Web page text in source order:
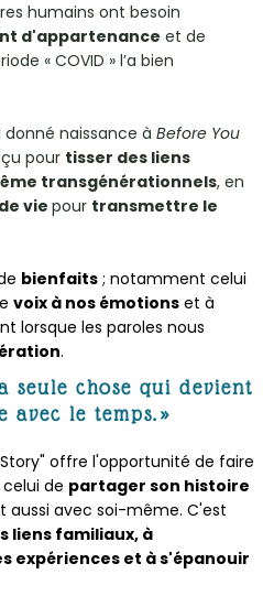
humains ont besoin
d'appartenance et de
« COVID » l’a bien
naissance à Before You
pour tisser des liens
transgénérationnels, en
vie pour transmettre le
bienfaits ; notamment celui
voix à nos émotions et à
lorsque les paroles nous
.
seule chose qui devient
avec le temps.»
offre l'opportunité de faire
de partager son histoire
aussi avec soi-même. C'est
liens familiaux, à
expériences et à s'épanouir